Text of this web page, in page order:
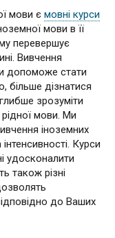
мови є мовні курси
мови в її
перевершує
Вивчення
допоможе стати
дізнатися
зрозуміти
рідної мови. Ми
іноземних
Курси
удосконалити
також різні
до Ваших